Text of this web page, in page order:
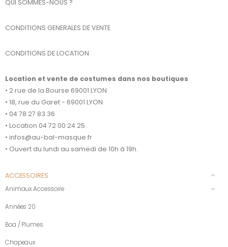
QUI SOMMES-NOUS ?
CONDITIONS GENERALES DE VENTE
CONDITIONS DE LOCATION
Location et vente de costumes dans nos boutiques
• 2 rue de la Bourse 69001 LYON
• 18, rue du Garet - 69001 LYON
• 04 78 27 83 36
• Location 04 72 00 24 25
• infos@au-bal-masque.fr
• Ouvert du lundi au samedi de 10h à 19h.
ACCESSOIRES
Animaux Accessoire
Années 20
Boa / Plumes
Chapeaux